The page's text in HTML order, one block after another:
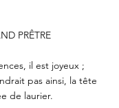
PRÊTRE
il est joyeux ;
pas ainsi, la tête
de laurier.